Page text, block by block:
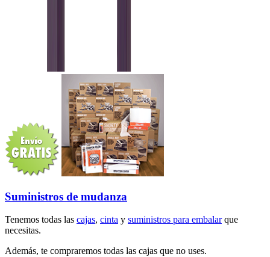
Suministros de mudanza
Tenemos todas las cajas, cinta y suministros para embalarque
necesitas.
Además, te compraremos todas las cajas que no uses.